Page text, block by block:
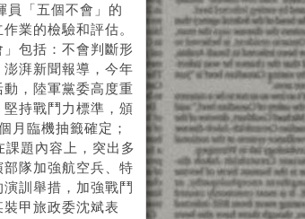
員「五個不會」的
業的檢驗和評估。
包括：不會判斷形
湃新聞報導，今年
，陸軍黨委高度重
持戰鬥力標準，頒
月臨機抽籤確定；
題內容上，突出多
隊加強航空兵、特
訓舉措，加強戰鬥
甲旅政委沈斌表